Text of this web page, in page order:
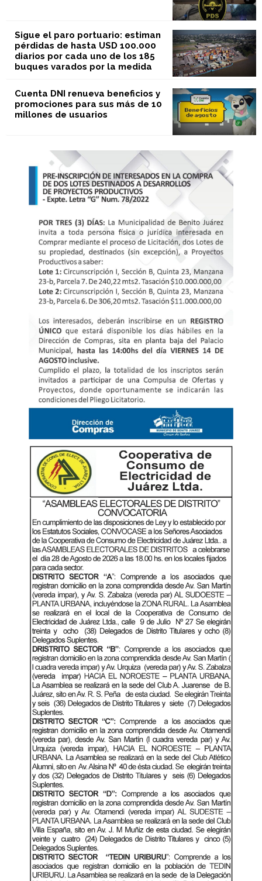
Sigue el paro portuario: estiman
pérdidas de hasta USD 100.000
diarios por cada uno de los 185
buques varados por la medida
Cuenta DNI renueva beneficios y
promociones para sus más de 10
millones de usuarios